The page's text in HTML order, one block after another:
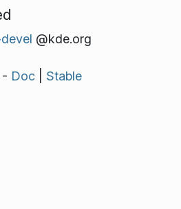
@kde.org
- Doc| Stable